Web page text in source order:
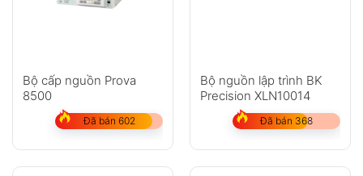
Bộ cấp nguồn Prova
8500
Đã bán 602
Bộ nguồn lập trình BK
Precision XLN10014
Đã bán 368